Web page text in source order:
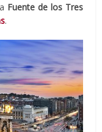
Fuente de los Tres
.